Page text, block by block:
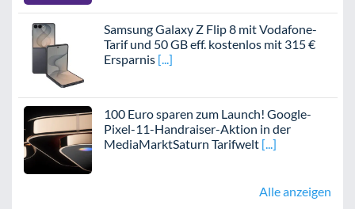
Samsung Galaxy Z Flip 8 mit Vodafone-
Tarif und 50 GB eff. kostenlos mit 315 €
Ersparnis
100 Euro sparen zum Launch! Google-
Pixel-11-Handraiser-Aktion in der
MediaMarktSaturn Tarifwelt
Alle anzeigen